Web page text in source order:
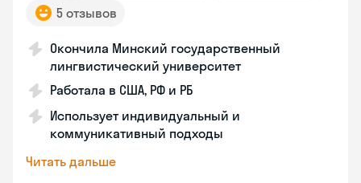
5 отзывов
Окончила Минский государственный
лингвистический университет
Работала в США, РФ и РБ
Использует индивидуальный и
коммуникативный подходы
Читать дальше